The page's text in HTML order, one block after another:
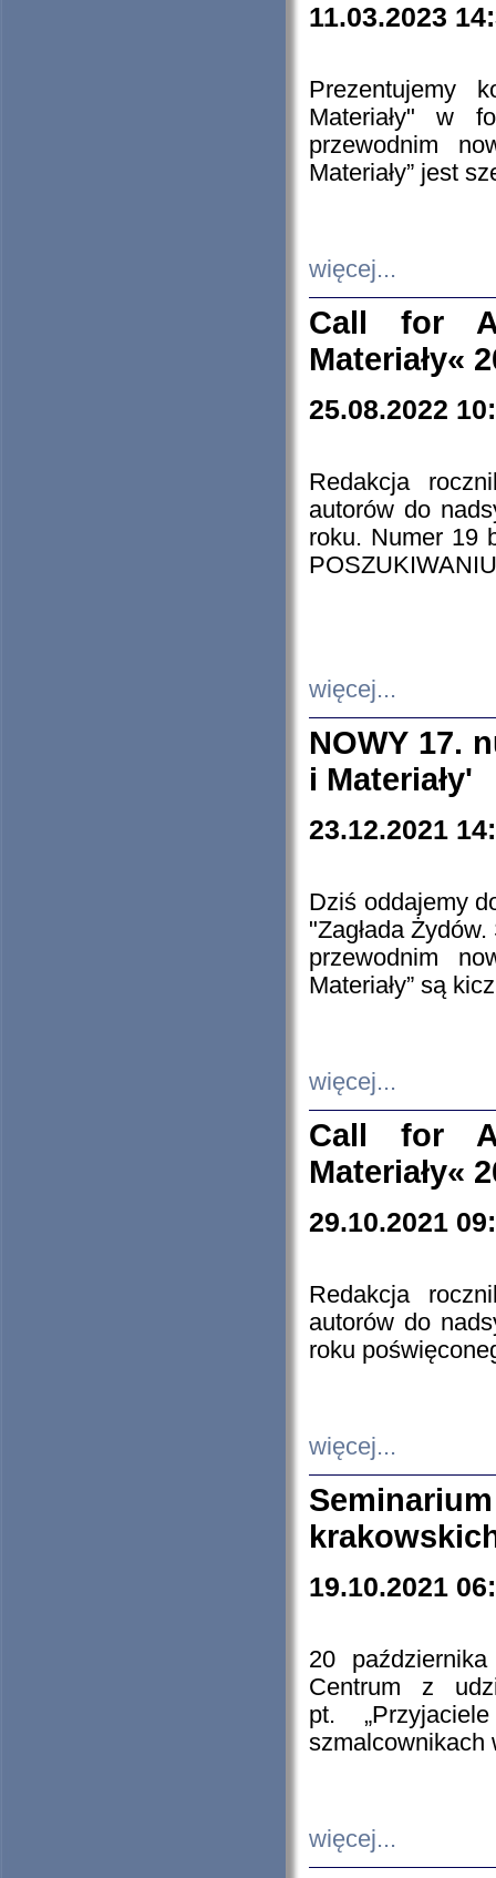
11.03.2023
Prezentujemy
Materiały" w
przewodnim
Materiały” jest
więcej...
Call for
Materiały«
25.08.2022
Redakcja
autorów do
roku. Numer 19
więcej...
NOWY 17.
i Materiały'
23.12.2021
Dziś oddajemy
"Zagłada
przewodnim
Materiały” są
więcej...
Call for
Materiały«
29.10.2021
Redakcja
autorów do
roku
więcej...
19.10.2021
20
Centrum z
pt.
szmalcownikach
więcej...